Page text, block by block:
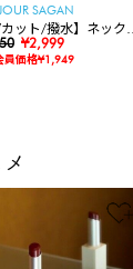
SAGAN
カット/撥水】ネックカ
きワイドリムハット
¥2,999
員価格¥1,949